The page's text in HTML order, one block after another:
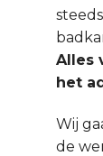
Alles
het
Wij
de